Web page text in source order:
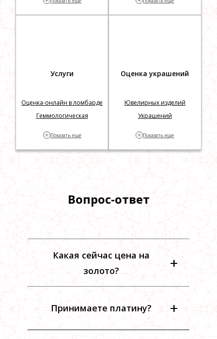
Услуги
Оценка-онлайн в ломбарде
Геммологическая
+ Показать еще
Оценка украшений
Ювелирных изделий
Украшений
Швейцарских часов
+ Показать еще
Вопрос-ответ
Какая сейчас цена на
золото?
+
Принимаете платину? +